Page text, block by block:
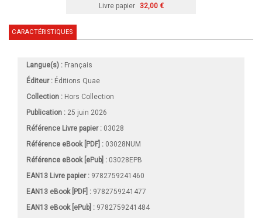
Livre papier 32,00 €
CARACTÉRISTIQUES
Langue(s) : Français
Éditeur : Éditions Quae
Collection : Hors Collection
Publication : 25 juin 2026
Référence Livre papier : 03028
Référence eBook [PDF] : 03028NUM
Référence eBook [ePub] : 03028EPB
EAN13 Livre papier : 9782759241460
EAN13 eBook [PDF] : 9782759241477
EAN13 eBook [ePub] : 9782759241484